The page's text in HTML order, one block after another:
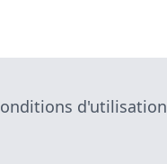
d'utilisation